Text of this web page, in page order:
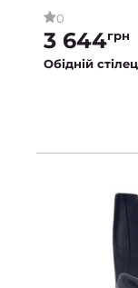
0
3 644грн
Обідній